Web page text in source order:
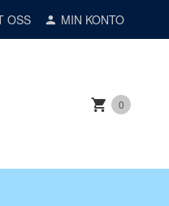
OSS MIN KONTO
0